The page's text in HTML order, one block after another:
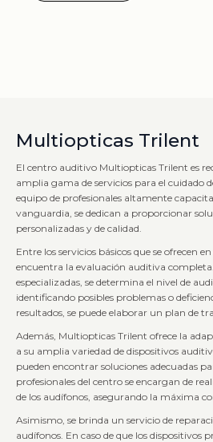
Multiopticas Trilent
El centro auditivo Multiopticas Trilent es
amplia gama de servicios para el cuidado
equipo de profesionales altamente
vanguardia, se dedican a proporcionar
personalizadas y de calidad.
Entre los servicios básicos que se ofrecen
encuentra la evaluación auditiva
especializadas, se determina el nivel de
identificando posibles problemas o
resultados, se puede elaborar un plan de
Además, Multiopticas Trilent ofrece la
a su amplia variedad de dispositivos
pueden encontrar soluciones adecuadas
profesionales del centro se encargan de
de los audífonos, asegurando la máxima
Asimismo, se brinda un servicio de
audífonos. En caso de que los dispositivos